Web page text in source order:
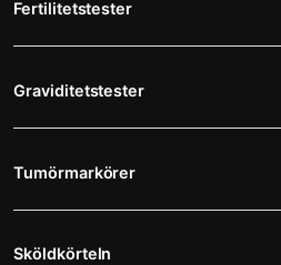
Fertilitetstester
Graviditetstester
Tumörmarkörer
Sköldkörteln